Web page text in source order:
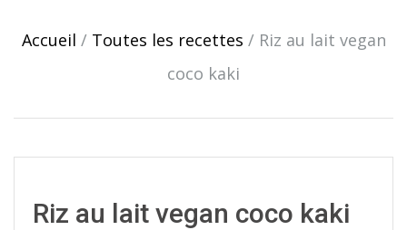
Accueil / Toutes les recettes / Riz au lait vegan
coco kaki
Riz au lait vegan coco kaki